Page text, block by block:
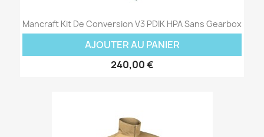
Mancraft Kit De Conversion V3 PDIK HPA Sans Gearbox
AJOUTER AU PANIER
240,00 €